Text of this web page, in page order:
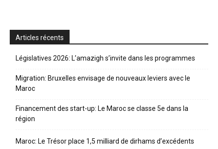
Articles récents
Législatives 2026: L’amazigh s’invite dans les programmes
Migration: Bruxelles envisage de nouveaux leviers avec le
Maroc
Financement des start-up: Le Maroc se classe 5e dans la
région
Maroc: Le Trésor place 1,5 milliard de dirhams d’excédents